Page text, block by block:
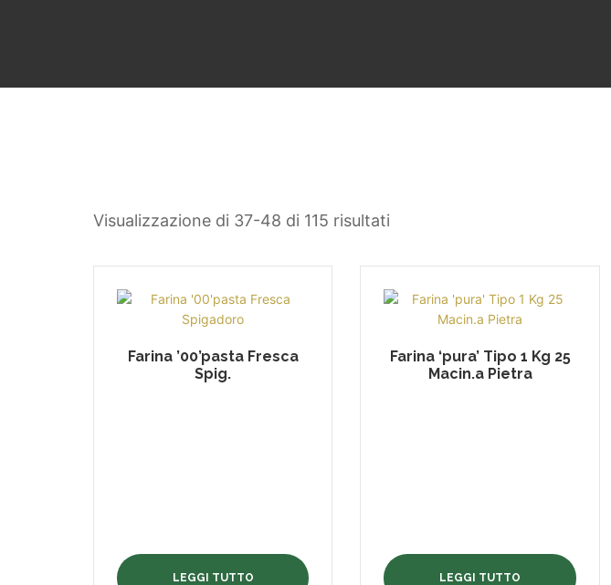
Visualizzazione di 37-48 di 115 risultati
Farina ’00’pasta Fresca
Spig.
LEGGI TUTTO
Farina ‘pura’ Tipo 1 Kg 25
Macin.a Pietra
LEGGI TUTTO